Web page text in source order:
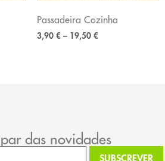
Passadeira Cozinha
3,90 € – 19,50 €
das novidades